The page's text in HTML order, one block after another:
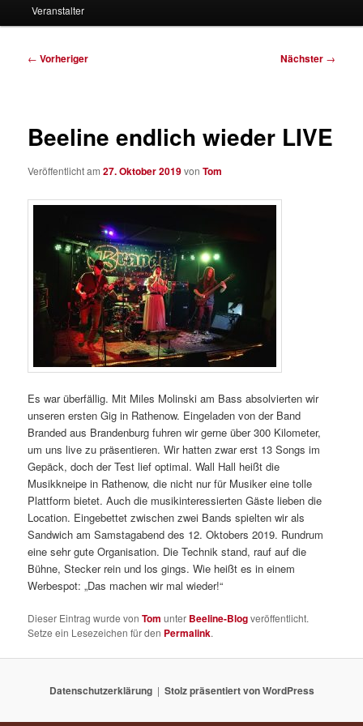
Veranstalter
Beitragsnavigation
← Vorheriger Nächster →
Beeline endlich wieder LIVE
Veröffentlicht am27. Oktober 2019vonTom
Es war überfällig. Mit Miles Molinski am Bass absolvierten wir
unseren ersten Gig in Rathenow. Eingeladen von der Band
Branded aus Brandenburg fuhren wir gerne über 300 Kilometer,
um uns live zu präsentieren. Wir hatten zwar erst 13 Songs im
Gepäck, doch der Test lief optimal. Wall Hall heißt die
Musikkneipe in Rathenow, die nicht nur für Musiker eine tolle
Plattform bietet. Auch die musikinteressierten Gäste lieben die
Location. Eingebettet zwischen zwei Bands spielten wir als
Sandwich am Samstagabend des 12. Oktobers 2019. Rundrum
eine sehr gute Organisation. Die Technik stand, rauf auf die
Bühne, Stecker rein und los gings. Wie heißt es in einem
Werbespot: „Das machen wir mal wieder!“
Dieser Eintrag wurde vonTom unter Beeline-Blogveröffentlicht.
Setze ein Lesezeichen für den Permalink.
Datenschutzerklärung Stolz präsentiert von WordPress